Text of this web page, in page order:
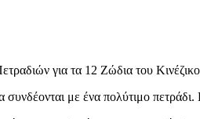
για τα 12 Ζώδια του
συνδέονται με ένα πολύτιμο